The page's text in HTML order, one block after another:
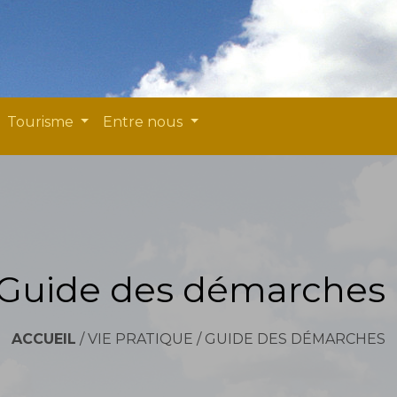
Tourisme Entre nous
des démarches
ACCUEIL /VIE PRATIQUE / GUIDE DES DÉMARCHES